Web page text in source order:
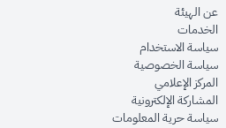
عن الهيئةopens in new window
الخدماتopens in new window
سياسة الاستخدام
سياسة الخصوصيةopens in new window
المركز الإعلاميopens in new window
المشاركة الإلكترونيةopens in new window
سياسة حرية المعلوماتopens in new window